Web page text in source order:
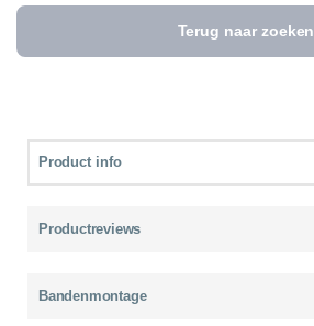
Terug naar zoeken
Product info
Productreviews
Bandenmontage